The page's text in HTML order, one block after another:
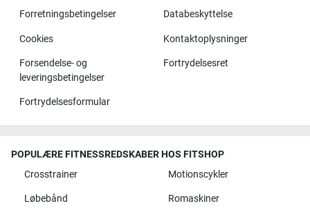
Forretningsbetingelser
Databeskyttelse
Cookies Kontaktoplysninger
Forsendelse- og
leveringsbetingelser
Fortrydelsesret
Fortrydelsesformular
POPULÆRE FITNESSREDSKABER HOS FITSHOP
Crosstrainer
Motionscykler
Løbebånd Romaskiner